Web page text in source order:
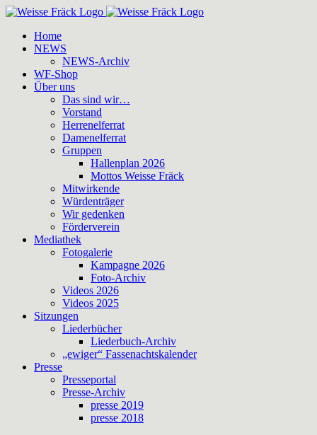
Zum
springenHome
NEWS
NEWS-Archiv
WF-Shop
Über uns
Das sind wir…
Vorstand
Herrenelferrat
Damenelferrat
Gruppen
Hallenplan 2026
Mottos Weisse Fräck
Mitwirkende
Würdenträger
Wir gedenken
Förderverein
Mediathek
Fotogalerie
Kampagne 2026
Foto-Archiv
Videos 2026
Videos 2025
Sitzungen
Liederbücher
Liederbuch-Archiv
„ewiger“ Fassenachtskalender
Presse
Presseportal
Presse-Archiv
presse 2019
presse 2018